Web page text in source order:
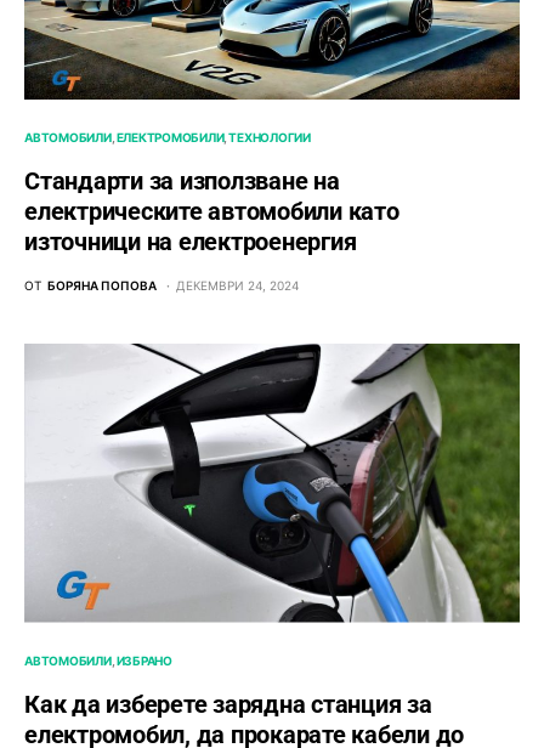
АВТОМОБИЛИ ЕЛЕКТРОМОБИЛИ ТЕХНОЛОГИИ
Стандарти за използване на
електрическите автомобили като
източници на електроенергия
ОТ БОРЯНА ПОПОВА ДЕКЕМВРИ 24, 2024
АВТОМОБИЛИ ИЗБРАНО
Как да изберете зарядна станция за
електромобил, да прокарате кабели до